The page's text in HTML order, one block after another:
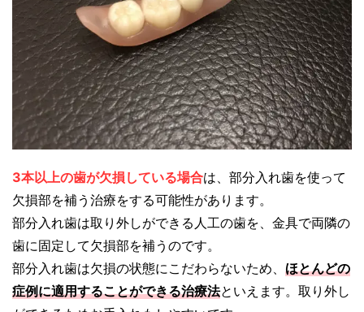
3本以上の歯が欠損している場合は、部分入れ歯を使って
欠損部を補う治療をする可能性があります。
部分入れ歯は取り外しができる人工の歯を、金具で両隣の
歯に固定して欠損部を補うのです。
部分入れ歯は欠損の状態にこだわらないため、 ほとんどの
症例に適用することができる治療法といえます。取り外し